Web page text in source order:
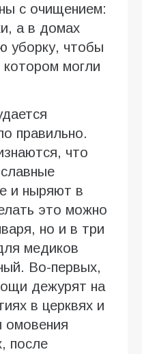
с очищением:
а в домах
уборку, чтобы
могли
правильно.
что
и ныряют в
это можно
но и в три
медиков
Во-первых,
дежурят на
в церквях и
омовения
после